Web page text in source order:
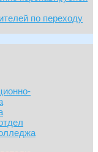
по переходу